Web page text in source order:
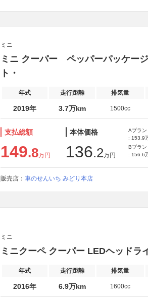
ミニ
ミニ クーパー ペッパーパッケー
ト・
年式 走行距離 排気量
2019年 3.7万km 1500cc
支払総額
149.8万円
本体価格
136.2万円
Aプラン
: 153.9
Bプラン
: 156.6
販売店： 車のせんいち みどり本店
ミニ
ミニクーペ クーパー LEDヘッドラ
年式 走行距離 排気量
2016年 6.9万km 1600cc